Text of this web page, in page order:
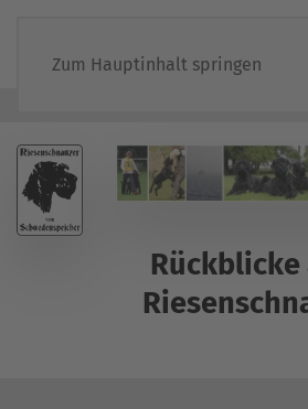
Zum Hauptinhalt springen